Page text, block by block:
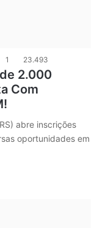
1 23.493
2.000
Com
abre inscrições
oportunidades em